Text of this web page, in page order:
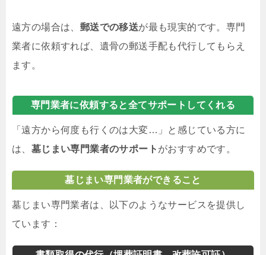
遠方の場合は、 郵送での移送が最も現実的です。専門
業者に依頼すれば、遺骨の郵送手配も代行してもらえ
ます。
専門業者に依頼すると全てサポートしてくれる
「遠方から何度も行くのは大変…」と感じている方に
は、 墓じまい専門業者のサポート がおすすめです。
墓じまい専門業者ができること
墓じまい専門業者は、以下のようなサービスを提供し
ています：